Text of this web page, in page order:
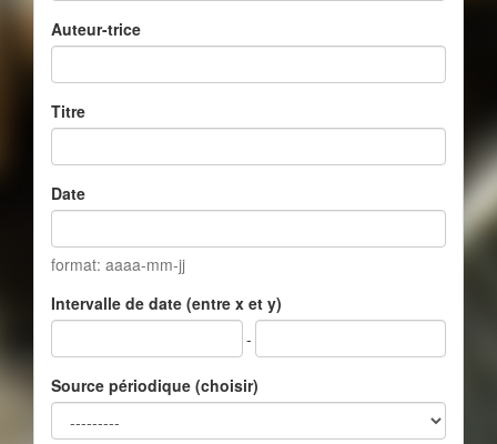
Auteur-trice
Titre
Date
format: aaaa-mm-jj
Intervalle de date (entre x et y)
-
Source périodique (choisir)